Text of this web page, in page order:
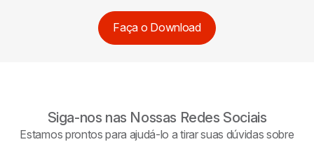
Faça o Download
Siga-nos nas Nossas Redes Sociais
Estamos prontos para ajudá-lo a tirar suas dúvidas sobre